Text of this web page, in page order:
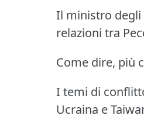
Il ministro degli
relazioni tra
Come dire, più
I temi di
Ucraina e